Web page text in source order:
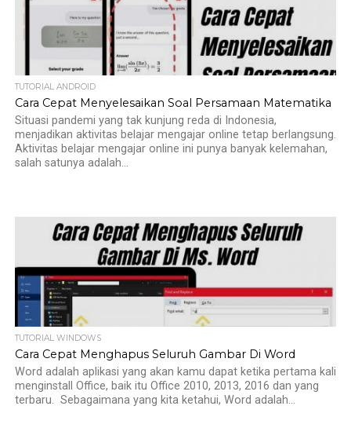
TUTORIAL ANDROID
Cara Cepat Menyelesaikan Soal Persamaan Matematika
Situasi pandemi yang tak kunjung reda di Indonesia,
menjadikan aktivitas belajar mengajar online tetap berlangsung.
Aktivitas belajar mengajar online ini punya banyak kelemahan,
salah satunya adalah...
TUTORIAL WINDOWS
Cara Cepat Menghapus Seluruh Gambar Di Word
Word adalah aplikasi yang akan kamu dapat ketika pertama kali
menginstall Office, baik itu Office 2010, 2013, 2016 dan yang
terbaru. Sebagaimana yang kita ketahui, Word adalah...